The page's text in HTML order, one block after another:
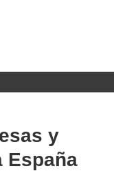
y
España